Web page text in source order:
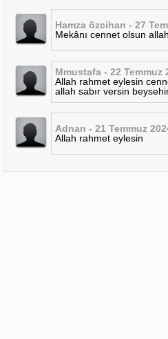
Hamza özcihan - 27
Mekânı cennet olsun
Mmustafa - 22 Temmuz
Allah rahmet eylesin
allah sabır versin
Adnan - 21 Temmuz
Allah rahmet eylesin